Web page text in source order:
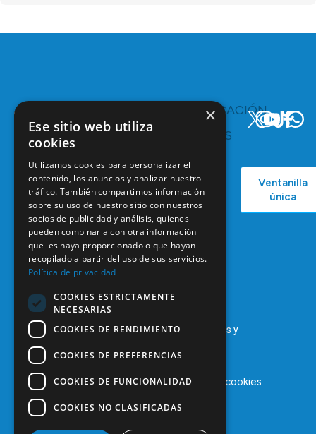
C/ Mauricio
Legendre,
28046
Madrid
91 561 29 05
informacion@coem.org.es
INTERESA
Bolsa de
Formación
Continuada
Tablón de
anuncios
COMUNICACIÓN
RECURSOS
COEM
Podcast
Actualidad
Ventanilla
única
© 2025 – COEM – Colegio Oficial de Odontólogos y
Aviso legalPolítica de privacidad Política de cookies
×
Ese sitio web utiliza
cookies
Utilizamos cookies para personalizar el
contenido, los anuncios y analizar nuestro
tráfico. También compartimos información
sobre su uso de nuestro sitio con nuestros
socios de publicidad y análisis, quienes
pueden combinarla con otra información
que les haya proporcionado o que hayan
recopilado a partir del uso de sus servicios.
Política de privacidad
COOKIES ESTRICTAMENTE
NECESARIAS
COOKIES DE RENDIMIENTO
COOKIES DE PREFERENCIAS
COOKIES DE FUNCIONALIDAD
COOKIES NO CLASIFICADAS